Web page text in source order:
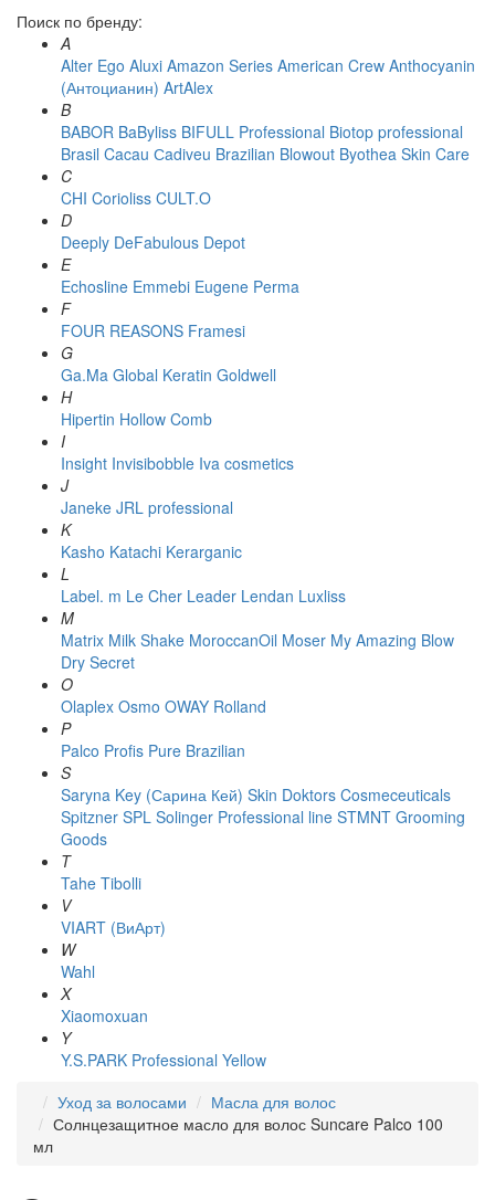
Поиск по бренду:
A
Alter Ego Aluxi Amazon Series American Crew Anthocyanin
(Антоцианин) ArtAlex
B
BABOR BaByliss BIFULL Professional Biotop professional
Brasil Cacau Сadiveu Brazilian Blowout Byothea Skin Care
C
CHI Corioliss CULT.O
D
Deeply DeFabulous Depot
E
Echosline Emmebi Eugene Perma
F
FOUR REASONS Framesi
G
Ga.Ma Global Keratin Goldwell
H
Hipertin Hollow Comb
I
Insight Invisibobble Iva cosmetics
J
Janeke JRL professional
K
Kasho Katachi Kerarganic
L
Label. m Le Cher Leader Lendan Luxliss
M
Matrix Milk Shake MoroccanOil Moser My Amazing Blow
Dry Secret
O
Olaplex Osmo OWAY Rolland
P
Palco Profis Pure Brazilian
S
Saryna Key (Сарина Кей) Skin Doktors Cosmeceuticals
Spitzner SPL Solinger Professional line STMNT Grooming
Goods
T
Tahe Tibolli
V
VIART (ВиАрт)
W
Wahl
X
Xiaomoxuan
Y
Y.S.PARK Professional Yellow
Уход за волосами
Масла для волос
Солнцезащитное масло для волос Suncare Palco 100
мл